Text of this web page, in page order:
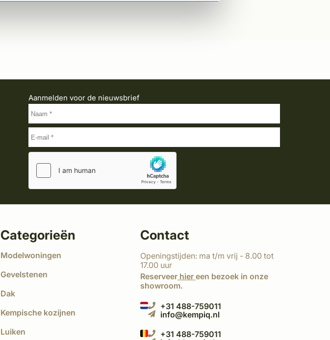
Aanmelden voor de nieuwsbrief
Categorieën
Modelwoningen
Gevelstenen
Dak
Kempische kozijnen
Luiken
Contact
Openingstijden: ma t/m vrij - 8.00 tot
17.00 uur
Reserveer hier een bezoek in onze
showroom.
+31 488-759011
info@kempiq.nl
+31 488-759011